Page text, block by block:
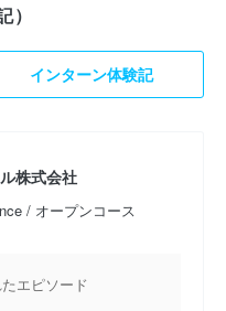
インターン体験記
株式会社
/ オープンコース
エピソード